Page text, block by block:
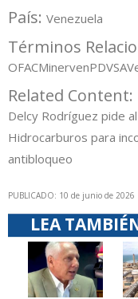
País: Venezuela
Términos
OFACMinervenPDVSA
Related Content:
Delcy Rodríguez pide
Hidrocarburos para
antibloqueo
PUBLICADO: 10 de junio de 2026
LEA